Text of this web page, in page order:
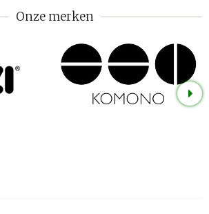
Onze merken